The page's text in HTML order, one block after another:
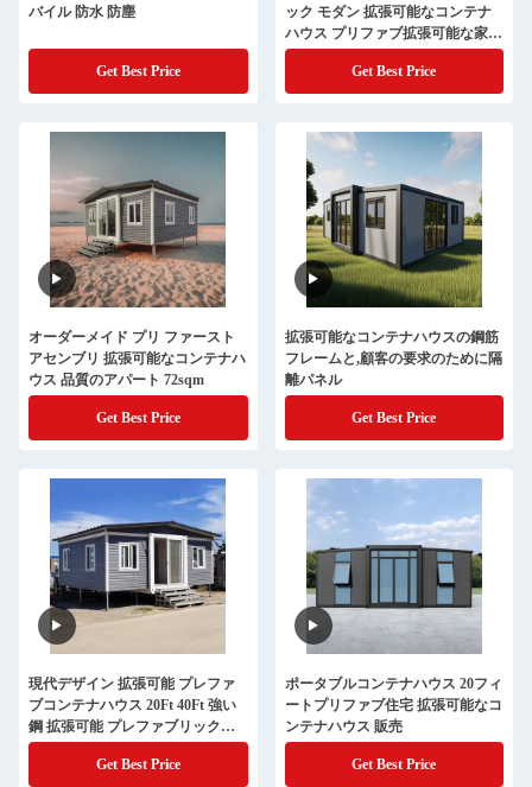
バイル 防水 防塵
Get Best Price
ック モダン 拡張可能なコンテナ
ハウス プリファブ拡張可能な家 3
in 1
Get Best Price
オーダーメイド プリ ファースト
アセンブリ 拡張可能なコンテナハ
ウス 品質のアパート 72sqm
Get Best Price
拡張可能なコンテナハウスの鋼筋
フレームと,顧客の要求のために隔
離パネル
Get Best Price
現代デザイン 拡張可能 プレファ
ブコンテナハウス 20Ft 40Ft 強い
鋼 拡張可能 プレファブリックホ
ーム 拡張可能 家 販売
Get Best Price
ポータブルコンテナハウス 20フィ
ートプリファブ住宅 拡張可能なコ
ンテナハウス 販売
Get Best Price